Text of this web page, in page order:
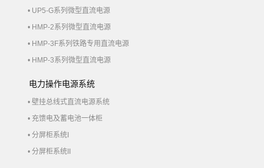
• UP5-G系列微型直流电源
• HMP-2系列微型直流电源
• HMP-3F系列铁路专用直流电源
• HMP-3系列微型直流电源
电力操作电源系统
• 壁挂总线式直流电源系统
• 充馈电及蓄电池一体柜
• 分屏柜系统I
• 分屏柜系统II